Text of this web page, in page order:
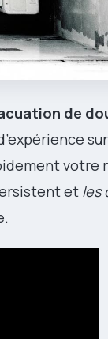
de
votre
et les